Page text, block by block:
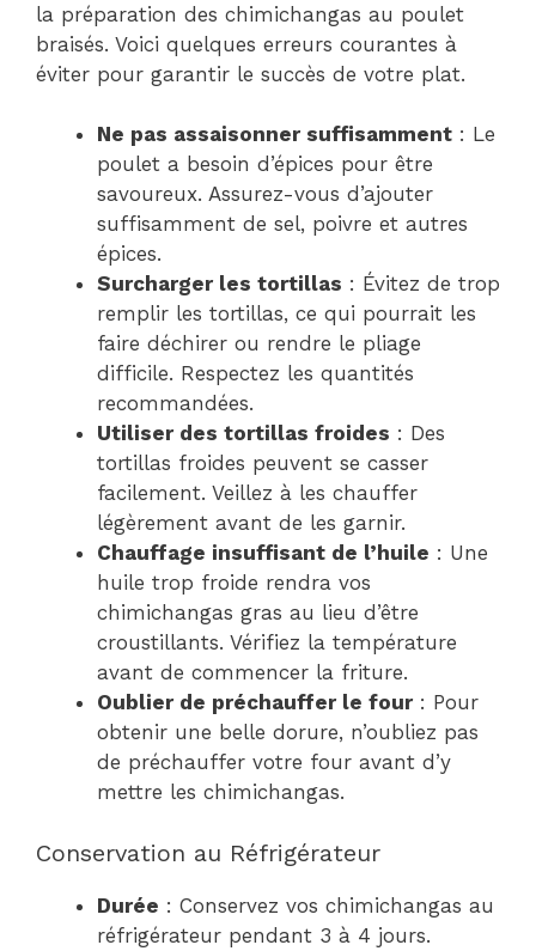
la préparation des chimichangas au poulet
braisés. Voici quelques erreurs courantes à
éviter pour garantir le succès de votre plat.
Ne pas assaisonner suffisamment : Le
poulet a besoin d’épices pour être
savoureux. Assurez-vous d’ajouter
suffisamment de sel, poivre et autres
épices.
Surcharger les tortillas : Évitez de trop
remplir les tortillas, ce qui pourrait les
faire déchirer ou rendre le pliage
difficile. Respectez les quantités
recommandées.
Utiliser des tortillas froides : Des
tortillas froides peuvent se casser
facilement. Veillez à les chauffer
légèrement avant de les garnir.
Chauffage insuffisant de l’huile : Une
huile trop froide rendra vos
chimichangas gras au lieu d’être
croustillants. Vérifiez la température
avant de commencer la friture.
Oublier de préchauffer le four: Pour
obtenir une belle dorure, n’oubliez pas
de préchauffer votre four avant d’y
mettre les chimichangas.
Conservation au Réfrigérateur
Durée : Conservez vos chimichangas au
réfrigérateur pendant 3 à 4 jours.